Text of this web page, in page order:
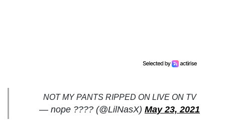
NOT MY PANTS RIPPED ON LIVE ON TV
— nope ???? (@LilNasX) May 23, 2021